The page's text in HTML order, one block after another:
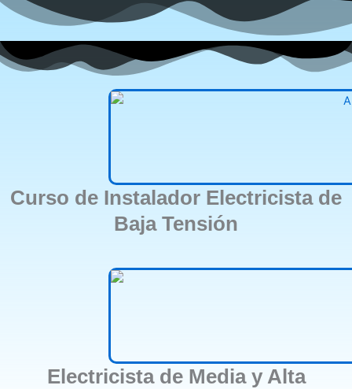
Curso de Instalador Electricista de
Baja Tensión
Electricista de Media y Alta